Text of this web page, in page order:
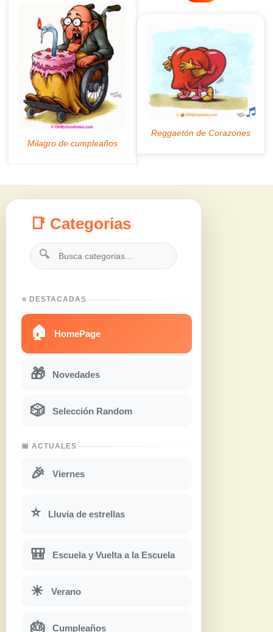
📑 Categorias
🔍
⭐ DESTACADAS
🏠 HomePage
🎁 Novedades
🎲 Selección Random
📅 ACTUALES
🎉 Viernes
⭐ Lluvia de estrellas
🎒 Escuela y Vuelta a la Escuela
☀ Verano
🎂 Cumpleaños